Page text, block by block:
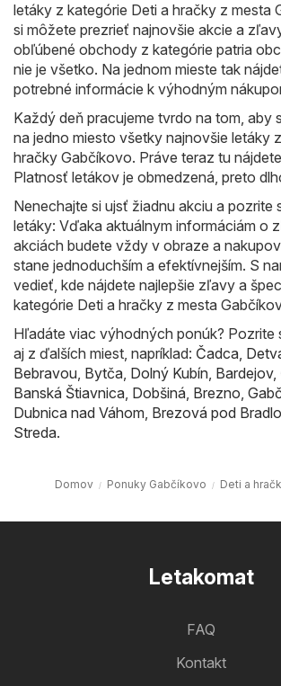
letáky z kategórie Deti a hračky z mesta
si môžete prezrieť najnovšie akcie a
obľúbené obchody z kategórie patria
nie je všetko. Na jednom mieste tak
potrebné informácie k výhodným
Každý deň pracujeme tvrdo na tom, aby
na jedno miesto všetky najnovšie letáky
hračky Gabčíkovo. Práve teraz tu
Platnosť letákov je obmedzená, preto
Nenechajte si ujsť žiadnu akciu a pozrite
letáky: Vďaka aktuálnym informáciám o
akciách budete vždy v obraze a
stane jednoduchším a efektívnejším. S
vedieť, kde nájdete najlepšie zľavy a
kategórie Deti a hračky z mesta
Hľadáte viac výhodných ponúk? Pozrite
aj z ďalších miest, napríklad: Čadca,
Bebravou, Bytča, Dolný Kubín, Bardejov,
Banská Štiavnica, Dobšiná, Brezno,
Dubnica nad Váhom, Brezová pod
Streda.
Domov Ponuky Gabčíkovo Deti a
Letakomat
FAQ
Kontakt